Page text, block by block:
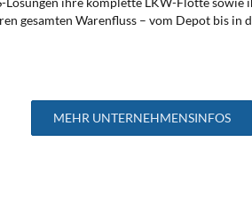
gesamten Warenfluss – vom Depot bis in
MEHR UNTERNEHMENSINFOS